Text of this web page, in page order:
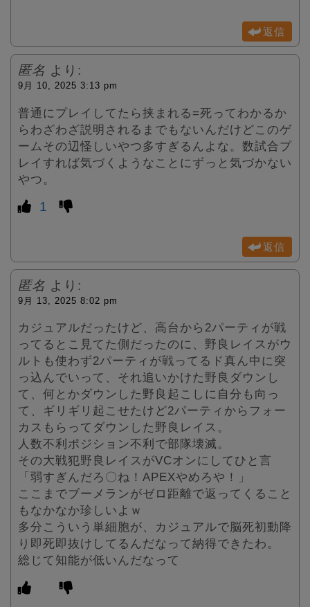
返信
匿名 より:
9月 10, 2025 3:13 pm
普通にプレイしてたら挟まれる=死ってわかるか
らわざわざ説明されるまでもないんだけどこのゲ
ームその辺怪しいやつ多すぎるんよな。数試合プ
レイすれば気づくようなことにずっと気づかない
やつ。
1
返信
匿名 より:
9月 13, 2025 8:02 pm
カジュアルだったけど、高台から2パーティが戦
ってるとこ見てた側だったのに、野良レイスがウ
ルトも使わず2パーティが戦ってるド真ん中に突
っ込んでいって、それ追いかけた野良ダウンし
て、何とかダウンした野良起こしに自分も向っ
て、ギリギリ起こせたけど2パーティからフォー
カスもらってダウンした野良レイス。
人数不利ポジション不利で部隊壊滅。
その大戦犯野良レイスがVCオンにしてひと言
「弱すぎんだろ〇ね！APEXやめろや！」
ここまでブーメランがゼロ距離で返ってくること
もなかなか珍しいよｗ
多分こういう単細胞が、カジュアルで脳死初動降
り即死即抜けしてるんだなって納得できたわ。
総じて知能が低いんだなって